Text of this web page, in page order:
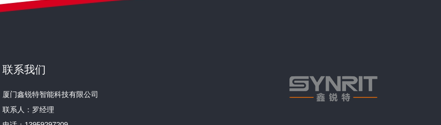
联系我们
厦门鑫锐特智能科技有限公司
联系人：罗经理